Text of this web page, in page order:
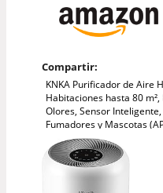
Compartir:
KNKA Purificador de Aire
Habitaciones hasta 80
Olores, Sensor
Fumadores y Mascotas